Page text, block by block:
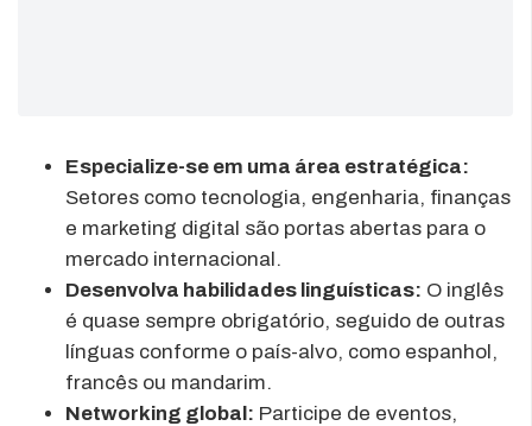
Especialize-se em uma área estratégica:
Setores como tecnologia, engenharia, finanças
e marketing digital são portas abertas para o
mercado internacional.
Desenvolva habilidades linguísticas: O inglês
é quase sempre obrigatório, seguido de outras
línguas conforme o país-alvo, como espanhol,
francês ou mandarim.
Networking global: Participe de eventos,